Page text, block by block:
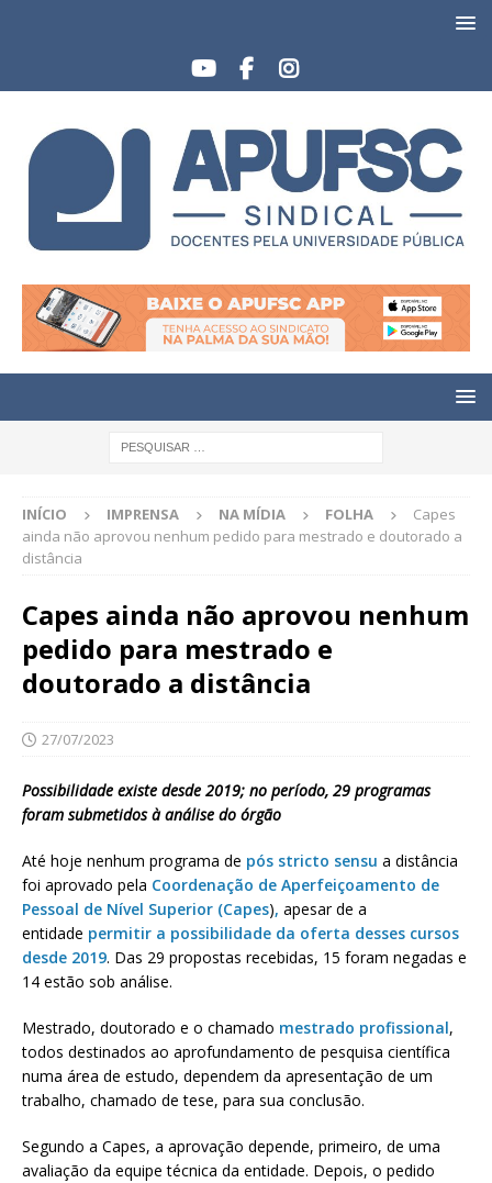
INÍCIO IMPRENSA NA MÍDIA FOLHA
Capes
ainda não aprovou nenhum pedido para mestrado e doutorado a
distância
Capes ainda não aprovou nenhum
pedido para mestrado e
doutorado a distância
27/07/2023
Possibilidade existe desde 2019; no período, 29 programas
foram submetidos à análise do órgão
Até hoje nenhum programa de pós stricto sensu a distância
foi aprovado pela Coordenação de Aperfeiçoamento de
Pessoal de Nível Superior (Capes), apesar de a
entidade permitir a possibilidade da oferta desses cursos
desde 2019. Das 29 propostas recebidas, 15 foram negadas e
14 estão sob análise.
Mestrado, doutorado e o chamado mestrado profissional,
todos destinados ao aprofundamento de pesquisa científica
numa área de estudo, dependem da apresentação de um
trabalho, chamado de tese, para sua conclusão.
Segundo a Capes, a aprovação depende, primeiro, de uma
avaliação da equipe técnica da entidade. Depois, o pedido